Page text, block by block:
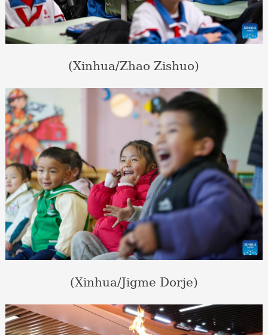
(Xinhua/Zhao Zishuo)
(Xinhua/Jigme Dorje)